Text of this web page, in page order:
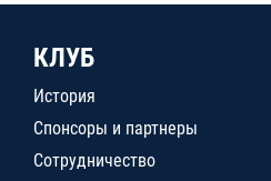
КЛУБ
История
Спонсоры и партнеры
Сотрудничество